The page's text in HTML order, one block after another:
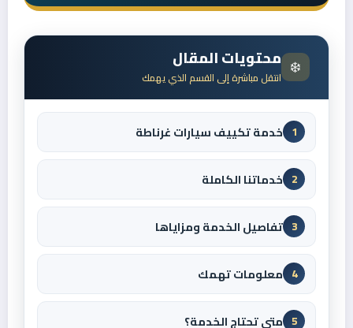
❄️ محتويات المقال
انتقل مباشرة إلى القسم الذي يهمك
1 خدمة تكييف سيارات غرناطة
2 خدماتنا الكاملة
3 تفاصيل الخدمة ومزاياها
4 معلومات تهمك
5 متى تحتاج الخدمة؟